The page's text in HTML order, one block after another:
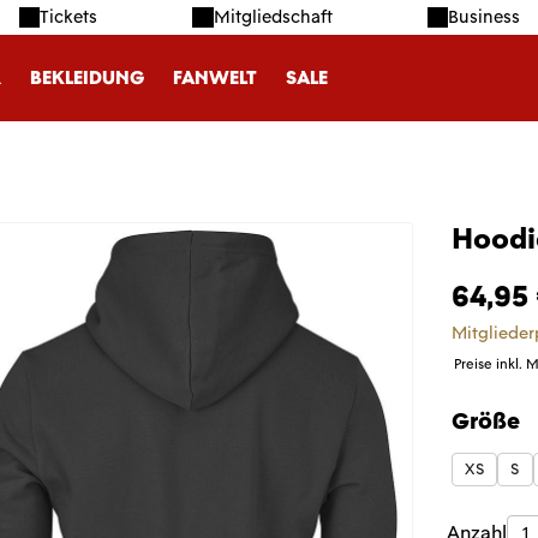
Tickets Mitgliedschaft Business
BEKLEIDUNG FANWELT SALE
64,95
Preise inkl.
Größe
XS S
Anzahl